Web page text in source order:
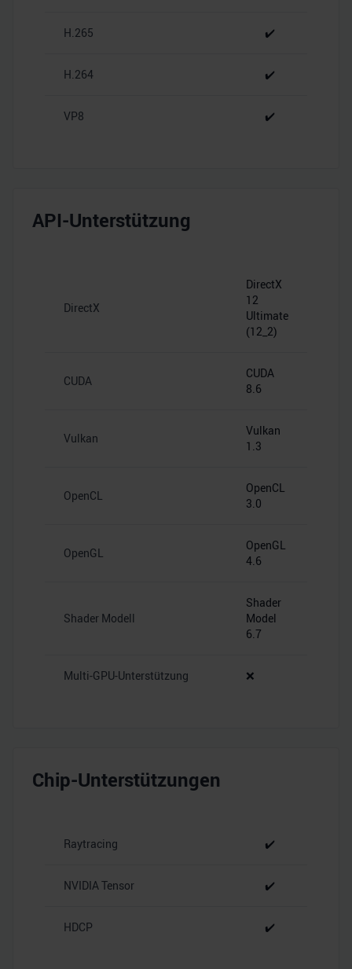
Verwendung unserer Website an unsere Partner für
Partner führen diese Informationen möglicherweise mit
haben oder die sie im Rahmen Ihrer Nutzung der Dienste
H.265 ✔️
H.264 ✔️
VP8 ✔️
API-Unterstützung
DirectX
DirectX
12
Ultimate
(12_2)
CUDA
CUDA
8.6
Vulkan
Vulkan
1.3
OpenCL
OpenCL
3.0
OpenGL
OpenGL
4.6
Shader Modell
Shader
Model
6.7
Multi-GPU-Unterstützung ❌
Chip-Unterstützungen
Raytracing ✔️
NVIDIA Tensor ✔️
HDCP ✔️